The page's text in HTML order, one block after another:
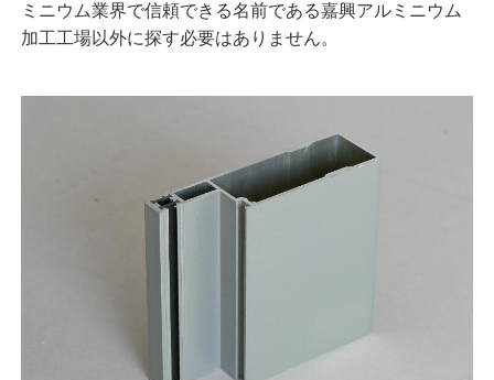
ミニウム業界で信頼できる名前である嘉興アルミニウム
加工工場以外に探す必要はありません。